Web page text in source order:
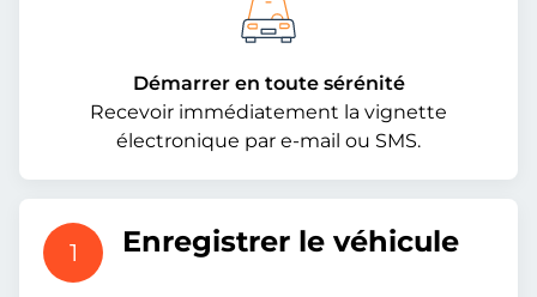
Démarrer en toute sérénité
Recevoir immédiatement la vignette
électronique par e-mail ou SMS.
1 Enregistrer le véhicule